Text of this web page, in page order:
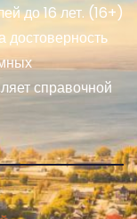
до 16 лет. (16+)
достоверность
справочной